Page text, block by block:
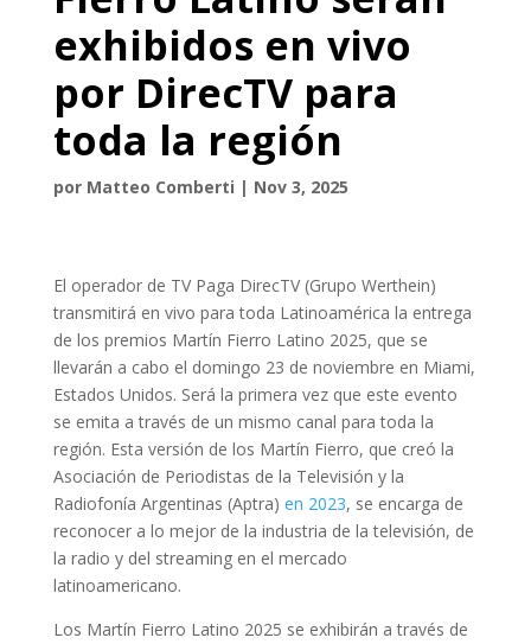
exhibidos en vivo
por DirecTV para
toda la región
por Matteo Comberti | Nov 3, 2025
El operador de TV Paga DirecTV (Grupo Werthein)
transmitirá en vivo para toda Latinoamérica la entrega
de los premios Martín Fierro Latino 2025, que se
llevarán a cabo el domingo 23 de noviembre en Miami,
Estados Unidos. Será la primera vez que este evento
se emita a través de un mismo canal para toda la
región. Esta versión de los Martín Fierro, que creó la
Asociación de Periodistas de la Televisión y la
Radiofonía Argentinas (Aptra) en 2023, se encarga de
reconocer a lo mejor de la industria de la televisión, de
la radio y del streaming en el mercado
latinoamericano.
Los Martín Fierro Latino 2025 se exhibirán a través de